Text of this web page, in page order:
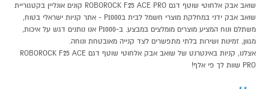
שואב אבק אלחוטי שוטף דגם ROBOROCK F25 ACE PRO קונים אונליין בקטגוריית
שואב אבק ידני במחלקת מוצרי חשמל לבית בP1000 - אתר קניות ישראלי בטוח,
משתלם ונוח המציע מוצרים מומלצים במבצע. ב-P1000 אנו נותנים דגש על איכות,
מגוון, זמינות ושירות בלתי מתפשרים לצד קנייה מאובטחת ונוחה.
אצלנו, קניות באינטרנט של שואב אבק אלחוטי שוטף דגם ROBOROCK F25 ACE
PRO שוות לך פי אלף!